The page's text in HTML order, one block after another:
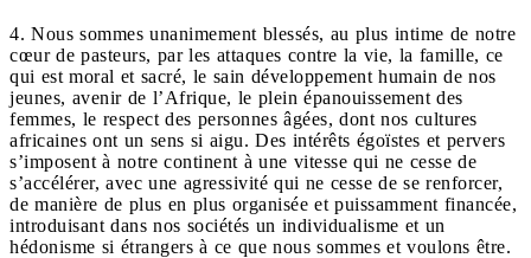
4. Nous sommes unanimement blessés, au plus intime de notre
cœur de pasteurs, par les attaques contre la vie, la famille, ce
qui est moral et sacré, le sain développement humain de nos
jeunes, avenir de l’Afrique, le plein épanouissement des
femmes, le respect des personnes âgées, dont nos cultures
africaines ont un sens si aigu. Des intérêts égoïstes et pervers
s’imposent à notre continent à une vitesse qui ne cesse de
s’accélérer, avec une agressivité qui ne cesse de se renforcer,
de manière de plus en plus organisée et puissamment financée,
introduisant dans nos sociétés un individualisme et un
hédonisme si étrangers à ce que nous sommes et voulons être.